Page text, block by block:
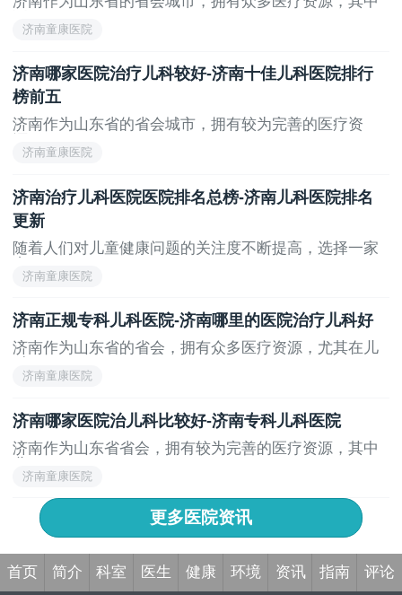
济南童康医院
济南哪家医院治疗儿科较好-济南十佳儿科医院排行
榜前五
济南作为山东省的省会城市，拥有较为完善的医疗资
济南童康医院
济南治疗儿科医院医院排名总榜-济南儿科医院排名
更新
随着人们对儿童健康问题的关注度不断提高，选择一家
济南童康医院
济南正规专科儿科医院-济南哪里的医院治疗儿科好
济南作为山东省的省会，拥有众多医疗资源，尤其在儿
济南童康医院
济南哪家医院治儿科比较好-济南专科儿科医院
济南作为山东省省会，拥有较为完善的医疗资源，其中
济南童康医院
更多医院资讯
首页 简介 科室 医生 健康 环境 资讯 指南 评论